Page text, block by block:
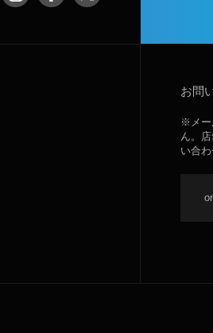
お問
※メー
ん。
い合わ